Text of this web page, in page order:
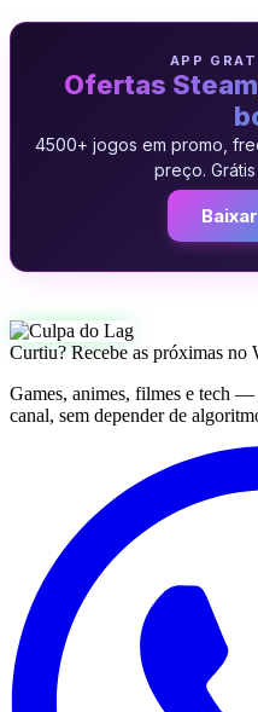
APP
Ofertas
4500+ jogos em promo,
preço.
Curtiu? Recebe as próximas no
Games, animes, filmes e tech —
canal, sem depender de